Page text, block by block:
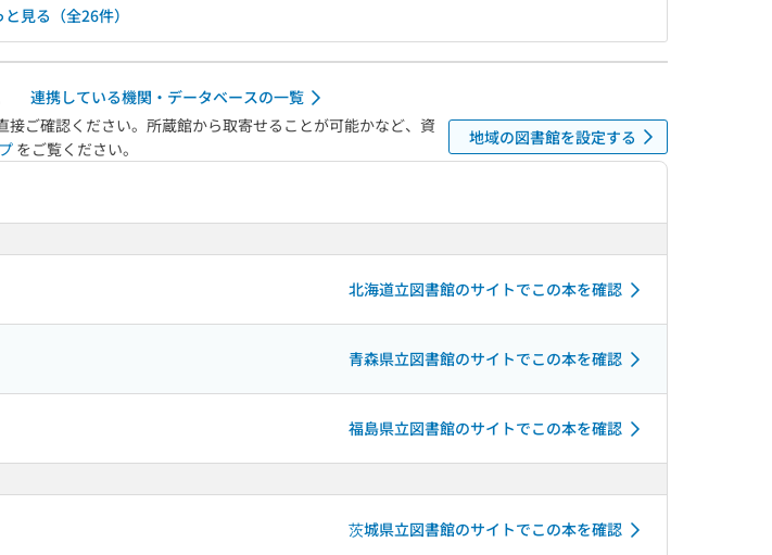
見る（全26件）
連携している機関・データベースの一覧
ご確認ください。所蔵館から取寄せることが可能かなど、資
をご覧ください。
地域の図書館を設定する
北海道立図書館のサイトでこの本を確認
青森県立図書館のサイトでこの本を確認
福島県立図書館のサイトでこの本を確認
茨城県立図書館のサイトでこの本を確認